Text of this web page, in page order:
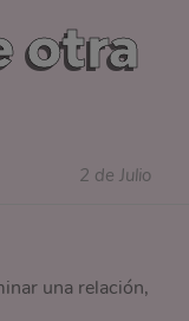
otra
2 de Julio
una relación,